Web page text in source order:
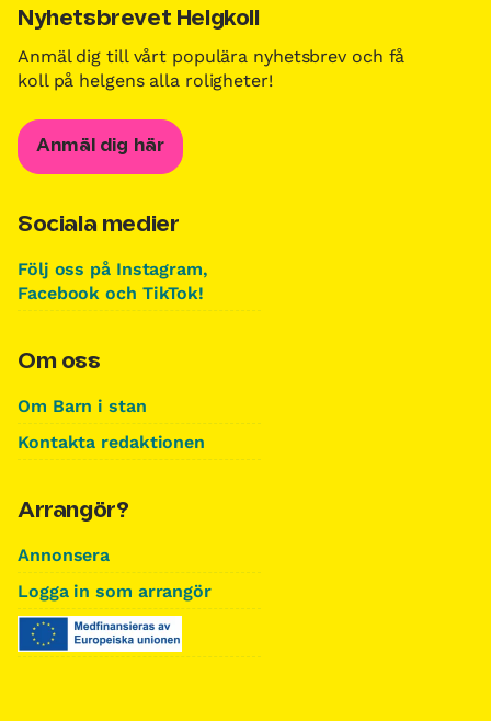
Nyhetsbrevet Helgkoll
Anmäl dig till vårt populära nyhetsbrev och få
koll på helgens alla roligheter!
Anmäl dig här
Sociala medier
Följ oss på Instagram,
Facebook och TikTok!
Om oss
Om Barn i stan
Kontakta redaktionen
Arrangör?
Annonsera
Logga in som arrangör